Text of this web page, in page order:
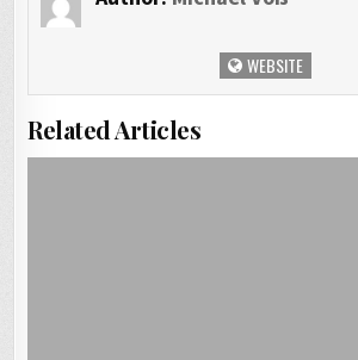
WEBSITE
Related Articles